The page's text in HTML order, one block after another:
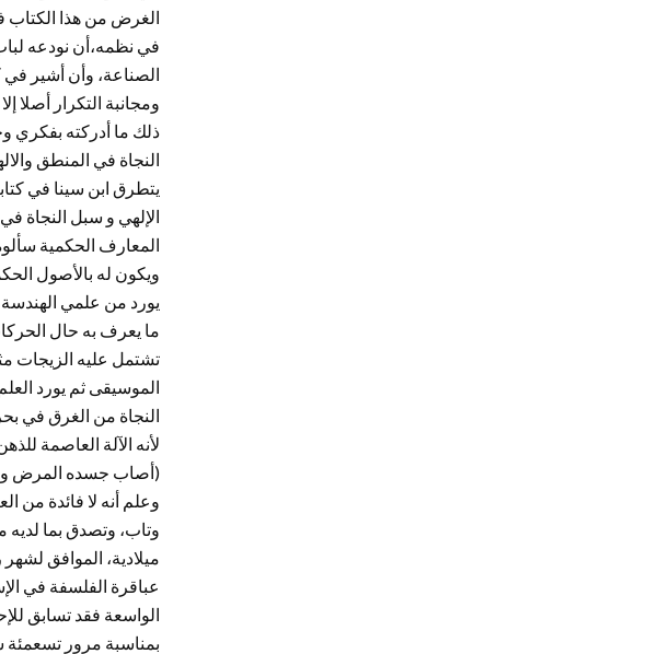
الغرض من هذا الكتاب
في نظمه،أن نودعه
الصناعة، وأن أشير في
ومجانبة التكرار أصلا
ذلك ما أدركته بفكري
النجاة في المنطق
يتطرق ابن سينا في
الإلهي و سبل النجاة
المعارف الحكمية
ويكون له بالأصول
يورد من علمي الهندسة
ما يعرف به حال
تشتمل عليه الزيجات
الموسيقى ثم يورد
النجاة من الغرق في
لأنه الآلة العاصمة
(أصاب جسده المرض
وعلم أنه لا فائدة من
ميلادية، الموافق
عباقرة الفلسفة في
بمناسبة مرور